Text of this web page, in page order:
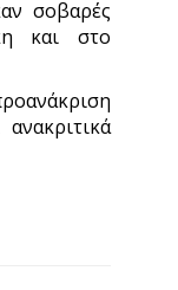
σοβαρές
και στο